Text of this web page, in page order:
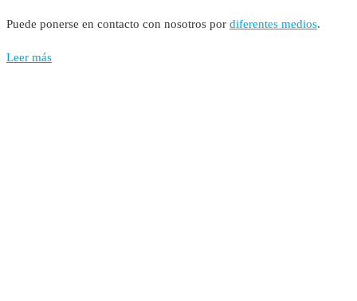
Puede ponerse en contacto con nosotros por diferentes medios.
Leer más